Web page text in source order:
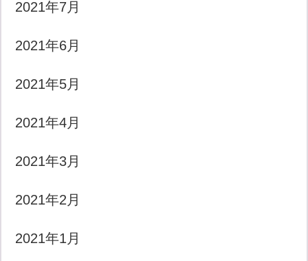
2021年7月
2021年6月
2021年5月
2021年4月
2021年3月
2021年2月
2021年1月